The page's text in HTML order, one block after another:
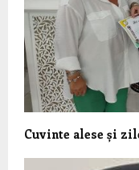
Cuvinte alese și